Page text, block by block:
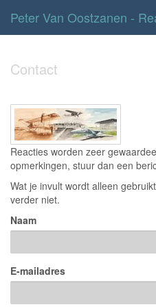
Peter Van Oostzanen -
Contact
Reacties worden zeer
opmerkingen, stuur dan een
Wat je invult wordt alleen
verder niet.
Naam
E-mailadres